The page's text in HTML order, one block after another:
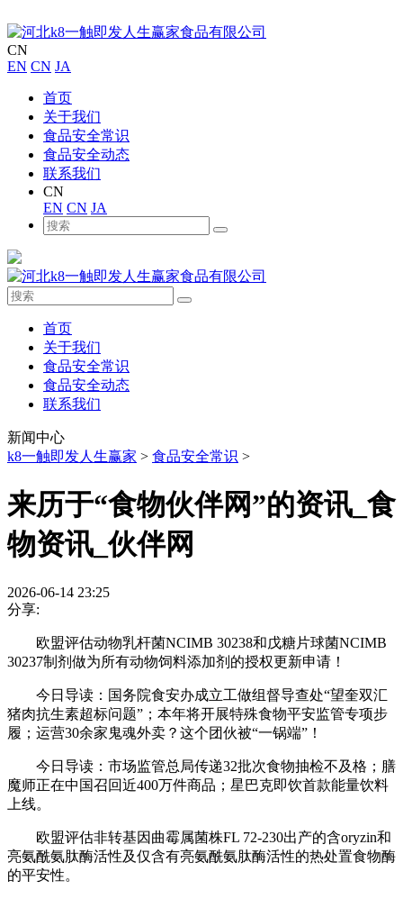
CN
EN CN JA
首页
关于我们
食品安全常识
食品安全动态
联系我们
CN
EN CN JA
首页
关于我们
食品安全常识
食品安全动态
联系我们
新闻中心
k8一触即发人生赢家 > 食品安全常识 >
来历于“食物伙伴网”的资讯_食
物资讯_伙伴网
2026-06-14 23:25
分享:
欧盟评估动物乳杆菌NCIMB 30238和戊糖片球菌NCIMB
30237制剂做为所有动物饲料添加剂的授权更新申请！
今日导读：国务院食安办成立工做组督导查处“望奎双汇
猪肉抗生素超标问题”；本年将开展特殊食物平安监管专项步
履；运营30余家鬼魂外卖？这个团伙被“一锅端”！
今日导读：市场监管总局传递32批次食物抽检不及格；膳
魔师正在中国召回近400万件商品；星巴克即饮首款能量饮料
上线。
欧盟评估非转基因曲霉属菌株FL 72-230出产的含oryzin和
亮氨酰氨肽酶活性及仅含有亮氨酰氨肽酶活性的热处置食物酶
的平安性。